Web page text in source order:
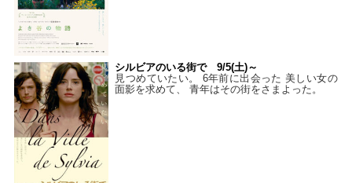
シルビアのいる街で 9/5(土)～
見つめていたい。 6年前に出会った 美しい女の
面影を求めて、 青年はその街をさまよった。